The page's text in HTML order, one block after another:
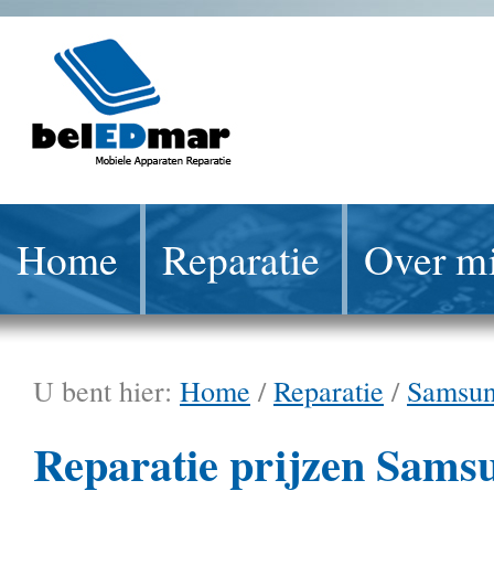
Home Reparatie Over
U bent hier: Home /Reparatie /
Reparatie prijzen